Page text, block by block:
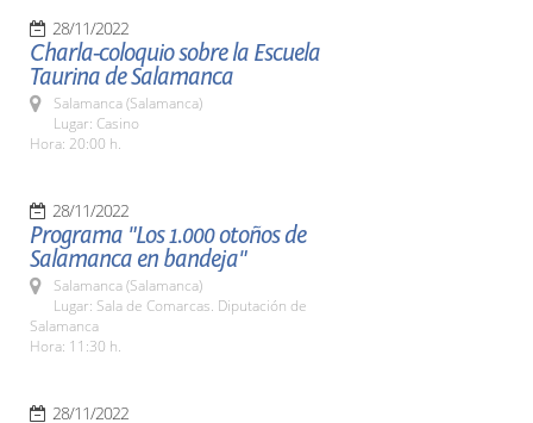
28/11/2022
Charla-coloquio sobre la Escuela
Taurina de Salamanca
Salamanca (Salamanca)
Lugar: Casino
Hora: 20:00 h.
28/11/2022
Programa "Los 1.000 otoños de
Salamanca en bandeja"
Salamanca (Salamanca)
Lugar: Sala de Comarcas. Diputación de
Salamanca
Hora: 11:30 h.
28/11/2022